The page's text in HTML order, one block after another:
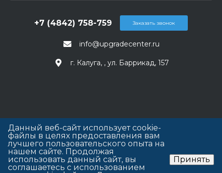
info@upgradecenter.ru
+7 (4842) 758-759
г. Калуга, , ул. Баррикад, 157
Заказать звонок
Данный веб-сайт использует cookie-
файлы в целях предоставления вам
лучшего пользовательского опыта на
нашем сайте. Продолжая
использовать данный сайт, вы
соглашаетесь с использованием
Принять